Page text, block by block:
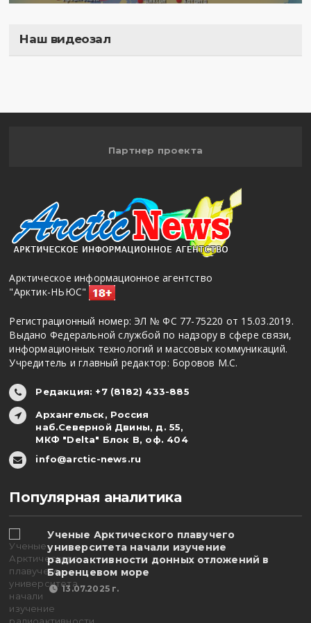
Наш видеозал
Партнер проекта
Арктическое информационное агентство
"Арктик-НЬЮС"
Регистрационный номер: ЭЛ № ФС 77-75220 от 15.03.2019.
Выдано Федеральной службой по надзору в сфере связи,
информационных технологий и массовых коммуникаций.
Учредитель и главный редактор: Боровов М.С.
Редакция: +7 (8182) 433-885
Архангельск, Россия
наб.Северной Двины, д. 55,
МКФ "Delta" Блок В, оф. 404
info@arctic-news.ru
Популярная аналитика
Ученые Арктического плавучего
университета начали изучение
радиоактивности донных отложений в
Баренцевом море
13.07.2025 г.